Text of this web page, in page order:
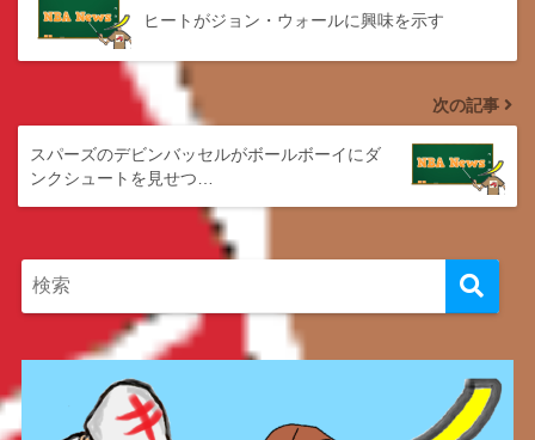
ヒートがジョン・ウォールに興味を示す
次の記事
スパーズのデビンバッセルがボールボーイにダ
ンクシュートを見せつ…